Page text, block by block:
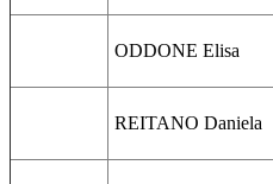
ODDONE Elisa
REITANO Daniela